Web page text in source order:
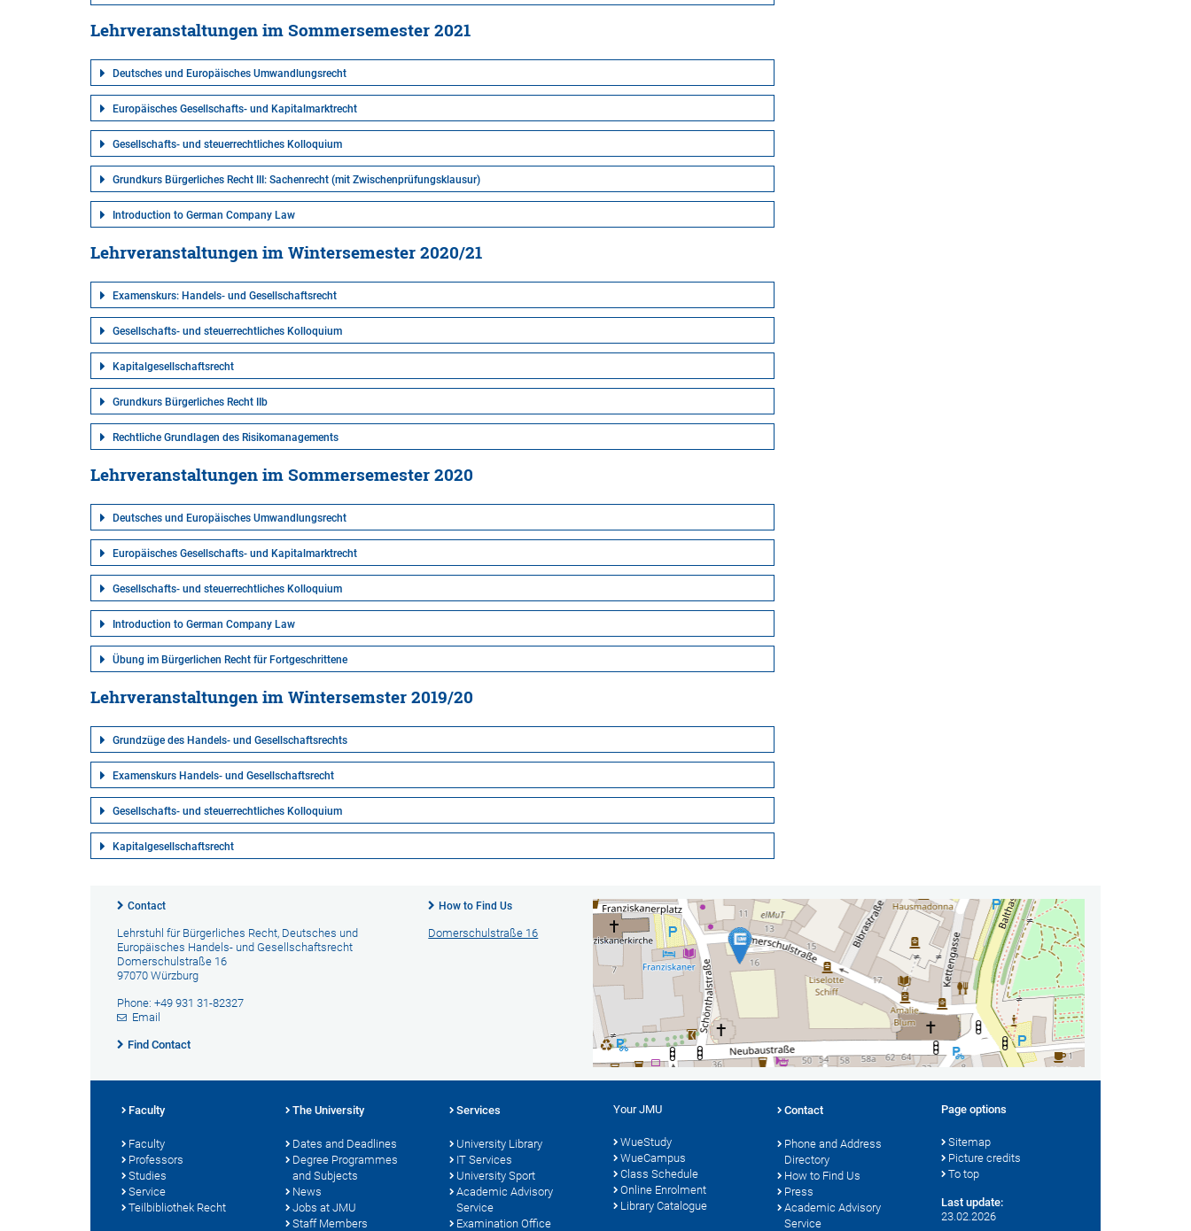
Lehrveranstaltungen im Sommersemester 2021
Deutsches und Europäisches Umwandlungsrecht
Europäisches Gesellschafts- und Kapitalmarktrecht
Gesellschafts- und steuerrechtliches Kolloquium
Grundkurs Bürgerliches Recht III: Sachenrecht (mit Zwischenprüfungsklausur)
Introduction to German Company Law
Lehrveranstaltungen im Wintersemester 2020/21
Examenskurs: Handels- und Gesellschaftsrecht
Gesellschafts- und steuerrechtliches Kolloquium
Kapitalgesellschaftsrecht
Grundkurs Bürgerliches Recht IIb
Rechtliche Grundlagen des Risikomanagements
Lehrveranstaltungen im Sommersemester 2020
Deutsches und Europäisches Umwandlungsrecht
Europäisches Gesellschafts- und Kapitalmarktrecht
Gesellschafts- und steuerrechtliches Kolloquium
Introduction to German Company Law
Übung im Bürgerlichen Recht für Fortgeschrittene
Lehrveranstaltungen im Wintersemster 2019/20
Grundzüge des Handels- und Gesellschaftsrechts
Examenskurs Handels- und Gesellschaftsrecht
Gesellschafts- und steuerrechtliches Kolloquium
Kapitalgesellschaftsrecht
Contact
Lehrstuhl für Bürgerliches Recht, Deutsches und
Europäisches Handels- und Gesellschaftsrecht
Domerschulstraße 16
97070 Würzburg
Phone: +49 931 31-82327
Email
Find Contact
How to Find Us
Domerschulstraße 16
Faculty
Faculty
Professors
Studies
Service
Teilbibliothek Recht
The University
Dates and Deadlines
Degree Programmes
and Subjects
News
Jobs at JMU
Staff Members
Services
University Library
IT Services
University Sport
Academic Advisory
Service
Examination Office
Your JMU
WueStudy
WueCampus
Class Schedule
Online Enrolment
Library Catalogue
Contact
Phone and Address
Directory
How to Find Us
Press
Academic Advisory
Service
Page options
Sitemap
Picture credits
To top
Last update:
23.02.2026